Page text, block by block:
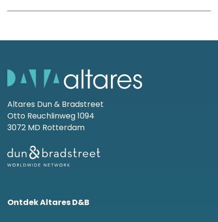
Altares Dun & Bradstreet
Otto Reuchlinweg 1094
3072 MD Rotterdam
Ontdek Altares D&B